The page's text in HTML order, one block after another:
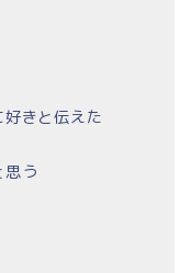
きと伝えた
思う